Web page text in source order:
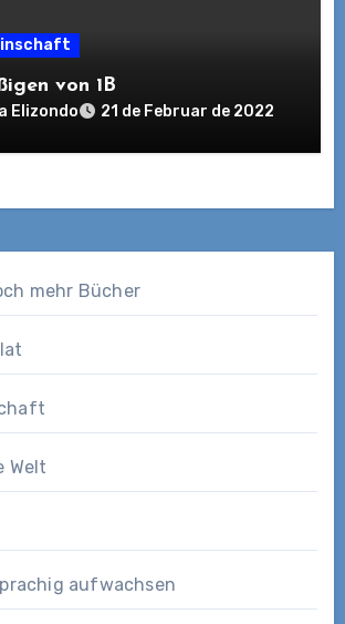
von 1B
Elizondo 21 de Februar de 2022
mehr Bücher
Welt
aufwachsen